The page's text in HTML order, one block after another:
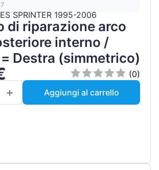
SPRINTER 1995-2006
di riparazione arco
interno /
Destra (simmetrico)
(0)
Aggiungi al carrello